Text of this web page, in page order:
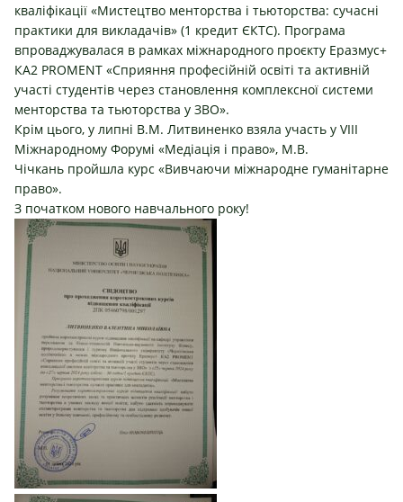
кваліфікації «Мистецтво менторства і тьюторства: сучасні
практики для викладачів» (1 кредит ЄКТС). Програма
впроваджувалася в рамках міжнародного проєкту Еразмус+
КА2 PROMENT «Сприяння професійній освіті та активній
участі студентів через становлення комплексної системи
менторства та тьюторства у ЗВО».
Крім цього, у липні В.М. Литвиненко взяла участь у VIII
Міжнародному Форумі «Медіація і право», М.В.
Чічкань пройшла курс «Вивчаючи міжнародне гуманітарне
право».
З початком нового навчального року!